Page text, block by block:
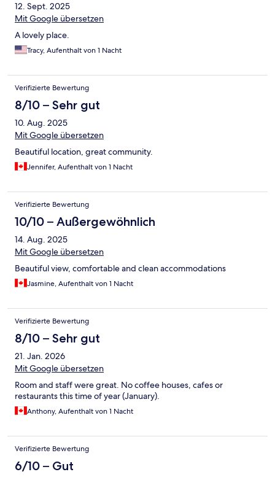
12. Sept. 2025
Mit Google übersetzen
A lovely place.
Tracy, Aufenthalt von 1 Nacht
Verifizierte Bewertung
8/10 – Sehr gut
10. Aug. 2025
Mit Google übersetzen
Beautiful location, great community.
Jennifer, Aufenthalt von 1 Nacht
Verifizierte Bewertung
10/10 – Außergewöhnlich
14. Aug. 2025
Mit Google übersetzen
Beautiful view, comfortable and clean accommodations
Jasmine, Aufenthalt von 1 Nacht
Verifizierte Bewertung
8/10 – Sehr gut
21. Jan. 2026
Mit Google übersetzen
Room and staff were great. No coffee houses, cafes or
restaurants this time of year (January).
Anthony, Aufenthalt von 1 Nacht
Verifizierte Bewertung
6/10 – Gut